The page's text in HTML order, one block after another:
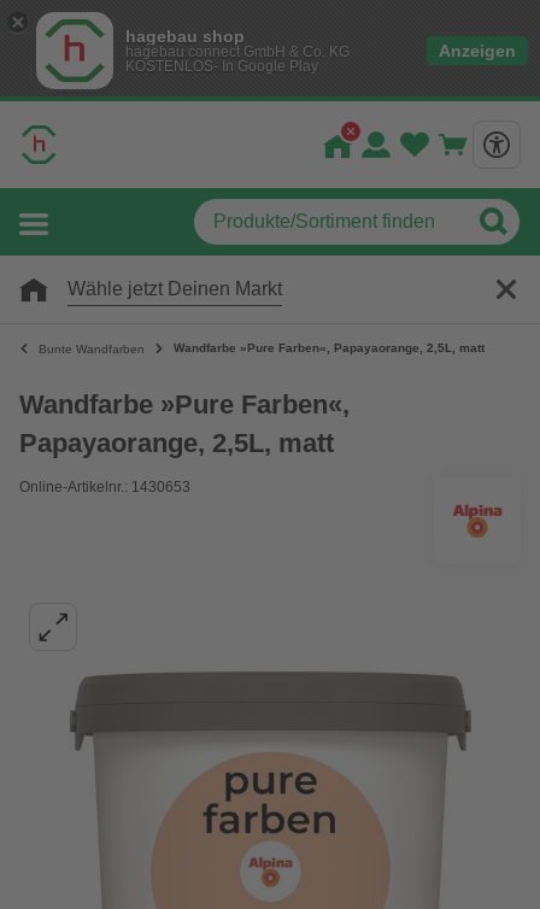
hagebau shop
hagebau connect GmbH & Co. KG
KOSTENLOS- In Google Play
Anzeigen
Wähle jetzt Deinen Markt
Bunte Wandfarben Wandfarbe »Pure Farben«, Papayaorange, 2,5L, matt
Wandfarbe »Pure Farben«,
Papayaorange, 2,5L, matt
Online-Artikelnr.: 1430653